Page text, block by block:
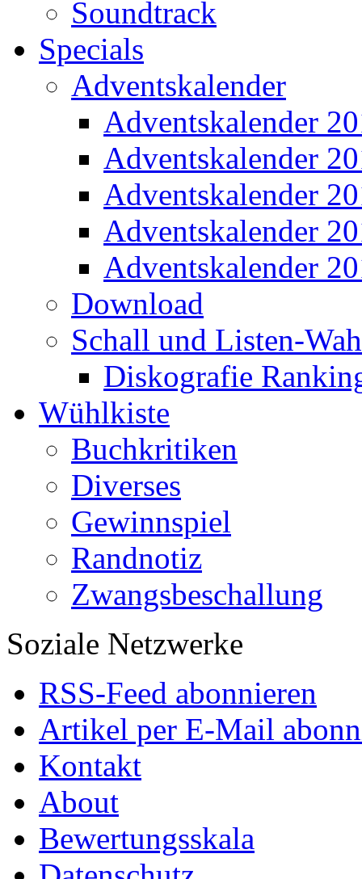
Soundtrack
Specials
Adventskalender
Adventskalender
Adventskalender
Adventskalender
Adventskalender
Adventskalender
Download
Schall und Listen-
Diskografie
Wühlkiste
Buchkritiken
Diverses
Gewinnspiel
Randnotiz
Zwangsbeschallung
Soziale Netzwerke
RSS-Feed abonnieren
Artikel per E-Mail
Kontakt
About
Bewertungsskala